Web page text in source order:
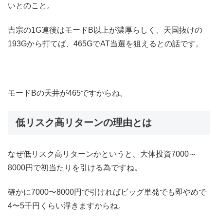
いとのこと。
吉宗の1G連後はモードB以上が濃厚らしく、天国抜けの
193Gから打てば、465GでAT当選を狙えるとの話です。
モードBの天井が465ですからね。
低リスク高リターンの理由とは
なぜ低リスク高リターンかというと、大体投資7000～
8000円で初当たりを引ける為ですね。
確かに7000〜8000円で引ければビッグ単発でも即やめで
4〜5千円くらい浮きますからね。